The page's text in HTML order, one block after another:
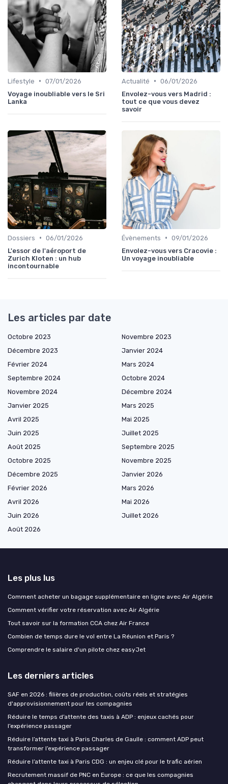
Lifestyle • 07/01/2026
Voyage inoubliable vers le Sri
Lanka
Actualité • 06/01/2026
Envolez-vous vers Madrid :
tout ce que vous devez
savoir
Dossiers • 06/01/2026
L'essor de l'aéroport de
Zurich Kloten : un hub
incontournable
Évènements • 09/01/2026
Envolez-vous vers Cracovie :
Un voyage inoubliable
Les articles par date
Octobre 2023
Novembre 2023
Décembre 2023
Janvier 2024
Février 2024
Mars 2024
Septembre 2024
Octobre 2024
Novembre 2024
Décembre 2024
Janvier 2025
Mars 2025
Avril 2025
Mai 2025
Juin 2025
Juillet 2025
Août 2025
Septembre 2025
Octobre 2025
Novembre 2025
Décembre 2025
Janvier 2026
Février 2026
Mars 2026
Avril 2026
Mai 2026
Juin 2026
Juillet 2026
Août 2026
Les plus lus
Comment acheter un bagage supplémentaire en ligne avec Air Algérie
Comment vérifier votre réservation avec Air Algérie
Tout savoir sur la formation CCA chez Air France
Combien de temps dure le vol entre La Réunion et Paris ?
Comprendre le salaire d'un pilote chez easyJet
Les derniers articles
SAF en 2026 : filières de production, coûts réels et stratégies
d'approvisionnement pour les compagnies
Réduire le temps d’attente des taxis à ADP : enjeux cachés pour
l’expérience passager
Réduire l’attente taxi à Paris Charles de Gaulle : comment ADP peut
transformer l’expérience passager
Réduire l’attente taxi à Paris CDG : un enjeu clé pour le trafic aérien
Recrutement massif de PNC en Europe : ce que les compagnies